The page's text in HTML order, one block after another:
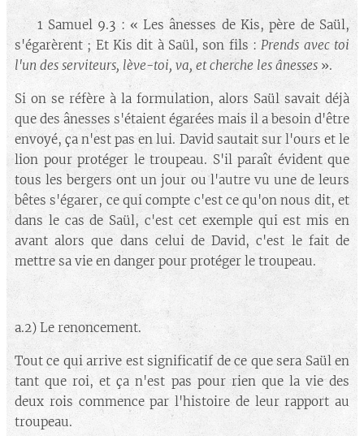
🔘 1 Samuel 9.3 : « Les ânesses de Kis, père de Saül,
s'égarèrent ; Et Kis dit à Saül, son fils :Prends avec toi
l'un des serviteurs, lève-toi, va, et cherche les ânesses ».
Si on se réfère à la formulation, alors Saül savait déjà
que des ânesses s'étaient égarées mais il a besoin d'être
envoyé, ça n'est pas en lui. David sautait sur l'ours et le
lion pour protéger le troupeau. S'il paraît évident que
tous les bergers ont un jour ou l'autre vu une de leurs
bêtes s'égarer, ce qui compte c'est ce qu'on nous dit, et
dans le cas de Saül, c'est cet exemple qui est mis en
avant alors que dans celui de David, c'est le fait de
mettre sa vie en danger pour protéger le troupeau.
a.2) Le renoncement.
Tout ce qui arrive est significatif de ce que sera Saül en
tant que roi, et ça n'est pas pour rien que la vie des
deux rois commence par l'histoire de leur rapport au
troupeau.